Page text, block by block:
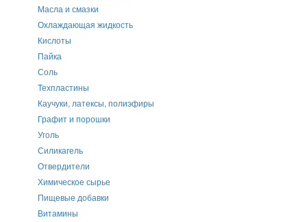
Масла и смазки
Охлаждающая жидкость
Кислоты
Пайка
Соль
Техпластины
Каучуки, латексы, полиэфиры
Графит и порошки
Уголь
Силикагель
Отвердители
Химическое сырье
Пищевые добавки
Витамины